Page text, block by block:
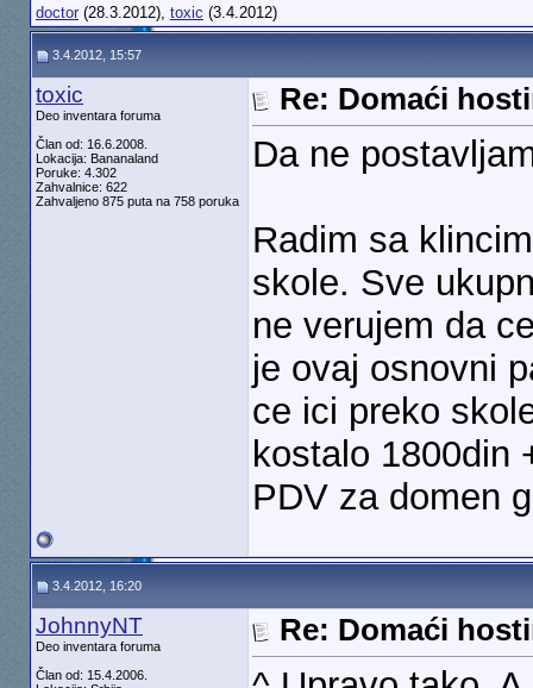
doctor(28.3.2012), toxic (3.4.2012)
3.4.2012, 15:57
toxic
Deo inventara foruma
Član od: 16.6.2008.
Lokacija: Bananaland
Poruke: 4.302
Zahvalnice: 622
Zahvaljeno 875 puta na 758 poruka
Re: Domaći
Da ne
Radim sa
skole. Sve
ne verujem da
je ovaj osnovni
ce ici preko
kostalo 1800din
PDV za domen
3.4.2012, 16:20
JohnnyNT
Deo inventara foruma
Član od: 15.4.2006.
Re: Domaći